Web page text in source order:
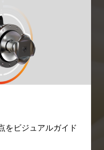
をビジュアルガイド